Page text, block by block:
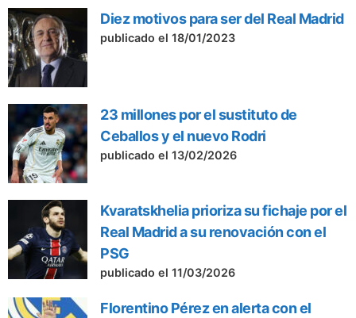
Diez motivos para ser del Real Madrid
publicado el 18/01/2023
23 millones por el sustituto de
Ceballos y el nuevo Rodri
publicado el 13/02/2026
Kvaratskhelia prioriza su fichaje por el
Real Madrid a su renovación con el
PSG
publicado el 11/03/2026
Florentino Pérez en alerta con el